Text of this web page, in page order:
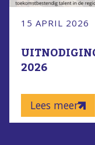
15 APRIL 2026
2026
Lees meer